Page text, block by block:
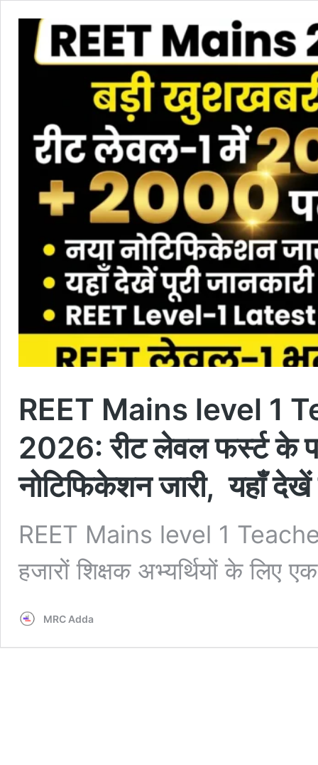
REET Mains level 1
2026: रीट लेवल फर्स्ट के
नोटिफिकेशन जारी, यहाँ देखें
REET Mains level 1
हजारों शिक्षक अभ्यर्थियों के लिए
MRC Adda